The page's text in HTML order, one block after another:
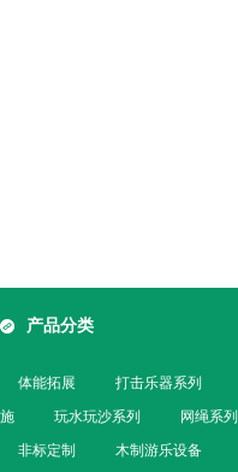
产品分类
体能拓展 打击乐器系列
施
玩水玩沙系列 网绳系列
非标定制
木制游乐设备